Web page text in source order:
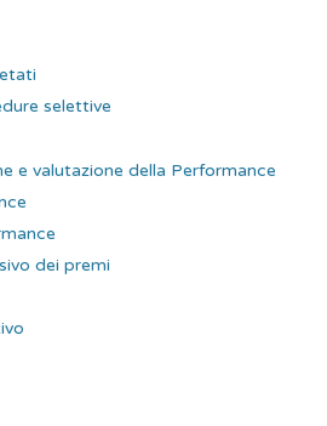
selettive
e valutazione della Performance
dei premi